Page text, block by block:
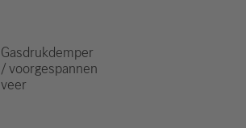
Gasdrukdemper
/ voorgespannen
veer